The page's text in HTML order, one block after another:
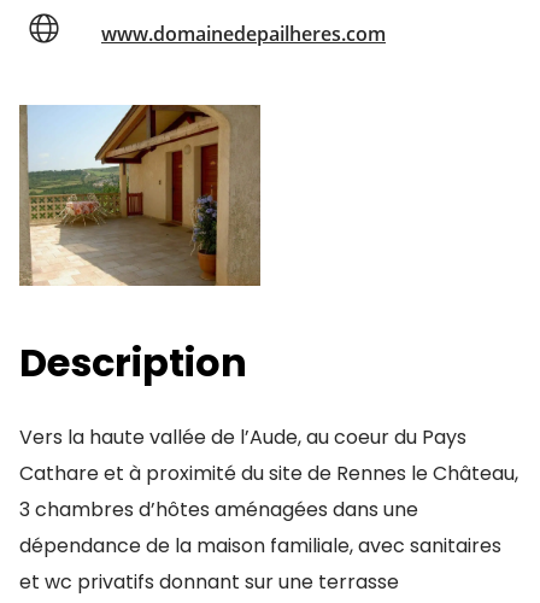
www.domainedepailheres.com
Description
Vers la haute vallée de l’Aude, au coeur du Pays
Cathare et à proximité du site de Rennes le Château,
3 chambres d’hôtes aménagées dans une
dépendance de la maison familiale, avec sanitaires
et wc privatifs donnant sur une terrasse